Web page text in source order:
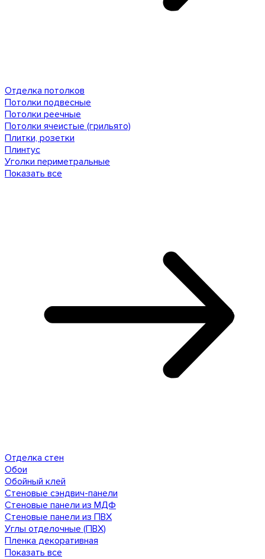
Отделка потолков
Потолки подвесные
Потолки реечные
Потолки ячеистые (грильято)
Плитки, розетки
Плинтус
Уголки периметральные
Показать все
Отделка стен
Обои
Обойный клей
Стеновые сэндвич-панели
Стеновые панели из МДФ
Стеновые панели из ПВХ
Углы отделочные (ПВХ)
Пленка декоративная
Показать все